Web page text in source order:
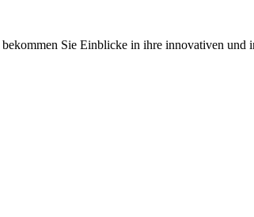
Sie Einblicke in ihre innovativen und